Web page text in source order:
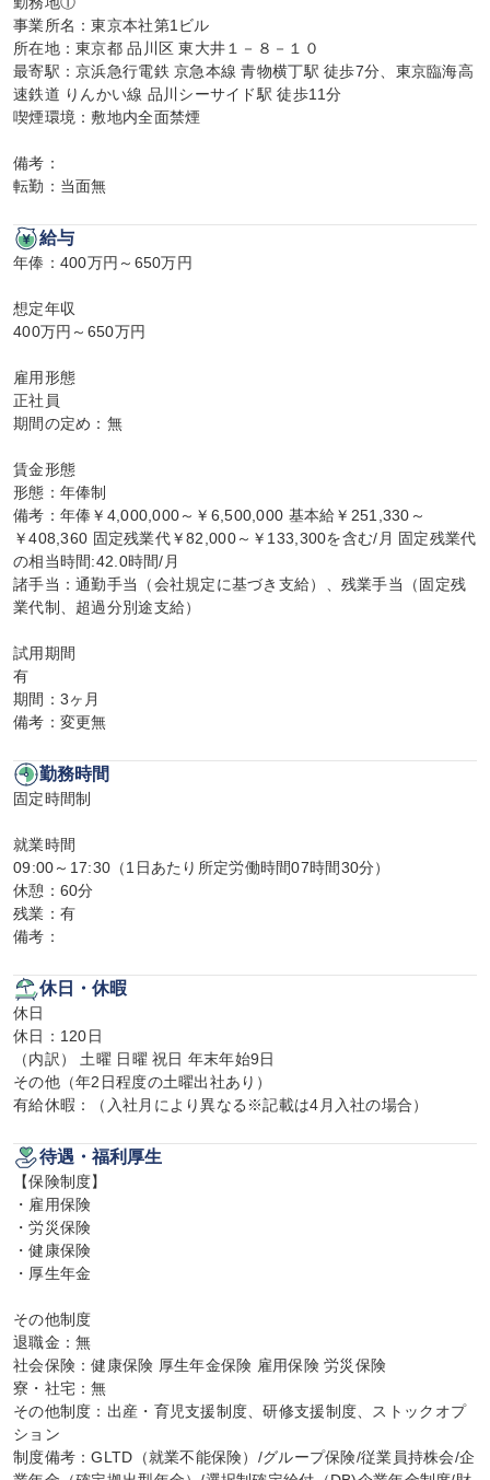
事業所名：東京本社第1ビル
所在地：東京都 品川区 東大井１－８－１０
最寄駅：京浜急行電鉄 京急本線 青物横丁駅 徒歩7分、東京臨海高
速鉄道 りんかい線 品川シーサイド駅 徒歩11分
喫煙環境：敷地内全面禁煙
備考：
転勤：当面無
給与
年俸：400万円～650万円
想定年収
400万円～650万円
雇用形態
正社員
期間の定め：無
賃金形態
形態：年俸制
備考：年俸￥4,000,000～￥6,500,000 基本給￥251,330～
￥408,360 固定残業代￥82,000～￥133,300を含む/月 固定残業代
の相当時間:42.0時間/月
諸手当：通勤手当（会社規定に基づき支給）、残業手当（固定残
業代制、超過分別途支給）
試用期間
有
期間：3ヶ月
備考：変更無
勤務時間
固定時間制
就業時間
09:00～17:30（1日あたり所定労働時間07時間30分）
休憩：60分
残業：有
備考：
休日・休暇
休日
休日：120日
（内訳） 土曜 日曜 祝日 年末年始9日
その他（年2日程度の土曜出社あり）
有給休暇：（入社月により異なる※記載は4月入社の場合）
待遇・福利厚生
【保険制度】
・雇用保険
・労災保険
・健康保険
・厚生年金
その他制度
退職金：無
社会保険：健康保険 厚生年金保険 雇用保険 労災保険
寮・社宅：無
その他制度：出産・育児支援制度、研修支援制度、ストックオプ
ション
制度備考：GLTD（就業不能保険）/グループ保険/従業員持株会/企